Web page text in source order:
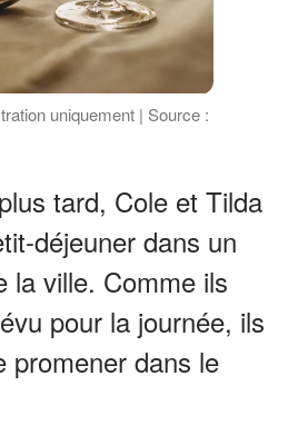
uniquement | Source :
tard, Cole et Tilda
déjeuner dans un
la ville. Comme ils
pour la journée, ils
promener dans le